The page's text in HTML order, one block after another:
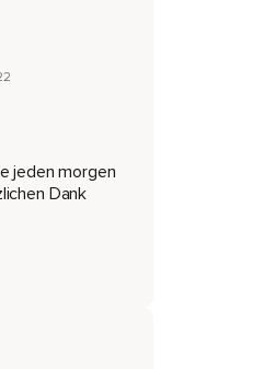
Empfindungen ist,
an deinen Nasenlöchern?
jeden morgen
Dank